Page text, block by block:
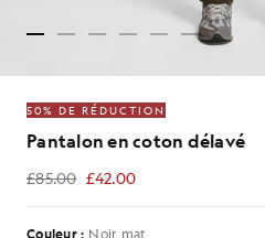
50% DE RÉDUCTION
Pantalon en coton délavé
£85.00 £42.00
£42.00
Couleur : Noir mat